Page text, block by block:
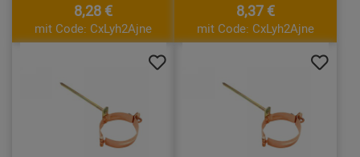
8,28 €
mit Code: CxLyh2Ajne
8,37 €
mit Code: CxLyh2Ajne